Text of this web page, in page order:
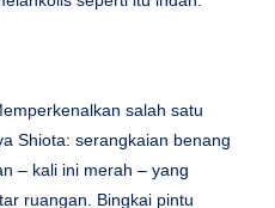
salah satu
Shiota: serangkaian benang
– kali ini merah – yang
ruangan. Bingkai pintu